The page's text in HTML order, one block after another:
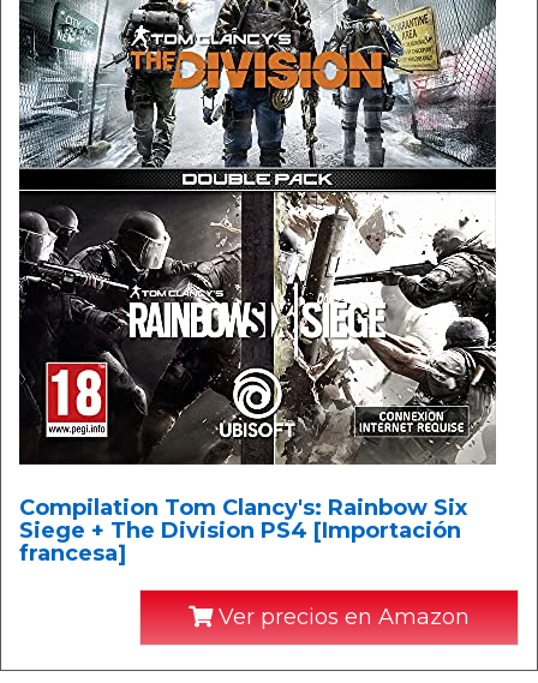
Compilation Tom Clancy's: Rainbow Six
Siege + The Division PS4 [Importación
francesa]
Ver precios en Amazon